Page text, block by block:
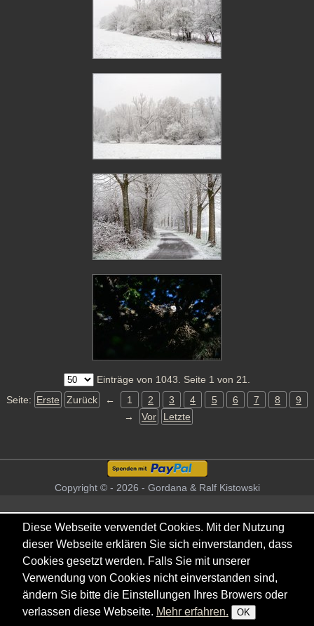
Einträge von 1043. Seite 1 von 21.
Seite: Erste Zurück ← 1 2 3 4 5 6 7 8
9
→
Vor Letzte
Copyright © - 2026 - Gordana & Ralf Kistowski
Diese Webseite verwendet Cookies. Mit der Nutzung
dieser Webseite erklären Sie sich einverstanden, dass
Cookies gesetzt werden. Falls Sie mit unserer
Verwendung von Cookies nicht einverstanden sind,
ändern Sie bitte die Einstellungen Ihres Browers oder
verlassen diese Webseite. Mehr erfahren. OK